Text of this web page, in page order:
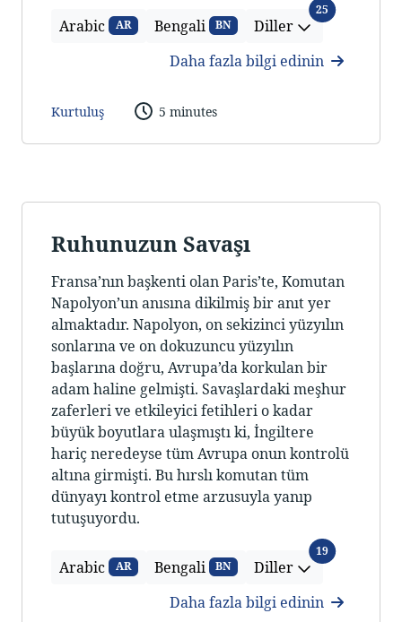
Arabic AR Bengali BN Diller
25 Diller
Daha fazla bilgi edinin
Kurtuluş 5 minutes
Ruhunuzun Savaşı
Fransa’nın başkenti olan Paris’te, Komutan
Napolyon’un anısına dikilmiş bir anıt yer
almaktadır. Napolyon, on sekizinci yüzyılın
sonlarına ve on dokuzuncu yüzyılın
başlarına doğru, Avrupa’da korkulan bir
adam haline gelmişti. Savaşlardaki meşhur
zaferleri ve etkileyici fetihleri o kadar
büyük boyutlara ulaşmıştı ki, İngiltere
hariç neredeyse tüm Avrupa onun kontrolü
altına girmişti. Bu hırslı komutan tüm
dünyayı kontrol etme arzusuyla yanıp
tutuşuyordu.
Arabic AR Bengali BN Diller
19Diller
Daha fazla bilgi edinin